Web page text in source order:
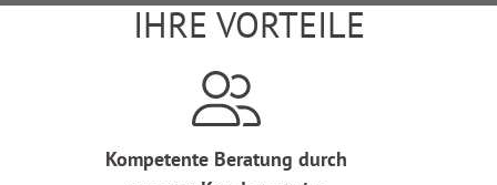
IHRE VORTEILE
Kompetente Beratung durch